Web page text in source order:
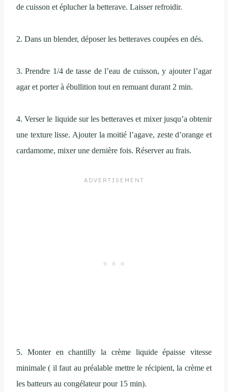
de cuisson et éplucher la betterave. Laisser refroidir.
2. Dans un blender, déposer les betteraves coupées en dés.
3. Prendre 1/4 de tasse de l’eau de cuisson, y ajouter l’agar
agar et porter à ébullition tout en remuant durant 2 min.
4. Verser le liquide sur les betteraves et mixer jusqu’a obtenir
une texture lisse. Ajouter la moitié l’agave, zeste d’orange et
cardamome, mixer une dernière fois. Réserver au frais.
5. Monter en chantilly la crème liquide épaisse vitesse
minimale ( il faut au préalable mettre le récipient, la crème et
les batteurs au congélateur pour 15 min).